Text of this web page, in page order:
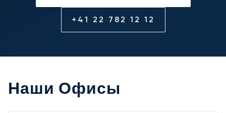
+41 22 782 12 12
Наши Офисы